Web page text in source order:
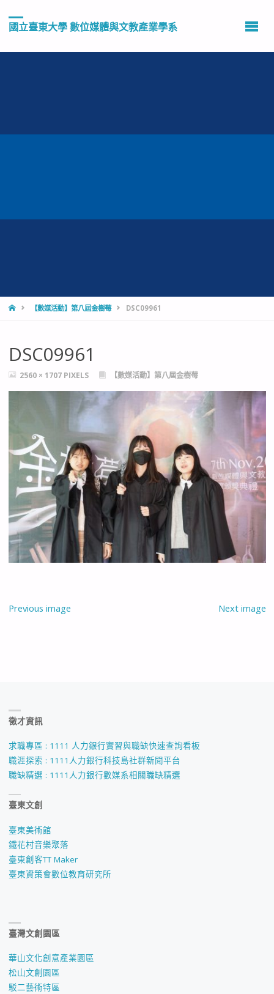
國立臺東大學 數位媒體與文教產業學系
HOME【數媒活動】第八屆金樹莓 DSC09961
DSC09961
FULL2560 × 1707 PIXELS 【數媒活動】第八屆金樹莓
Previous image Next image
徵才資訊
求職專區 : 1111 人力銀行實習與職缺快速查詢看板
職涯探索 : 1111人力銀行科技島社群新聞平台
職缺精選 : 1111人力銀行數媒系相關職缺精選
臺東文創
臺東美術館
鐵花村音樂聚落
臺東創客TT Maker
臺東資策會數位教育研究所
臺灣文創園區
華山文化創意產業園區
松山文創園區
駁二藝術特區